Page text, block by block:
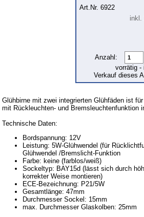
Wälzlager
Sonderposten
Service
AGB
Datenschutz
Batterierücknahme
Art.Nr. 6922
inkl.
Anzahl:
vorrätig -
Verkauf dieses
Glühbirne mit zwei integrierten Glühfäden ist
mit Rückleuchten- und Bremsleuchtenfunktion
Technische Daten:
Bordspannung: 12V
Leistung: 5W-Glühwendel (für
Glühwendel /Bremslicht-Funktion
Farbe: keine (farblos/weiß)
Sockeltyp: BAY15d (lässt sich durch
korrekter Weise montieren)
ECE-Bezeichnung: P21/5W
Gesamtlänge: 47mm
Durchmesser Sockel: 15mm
max. Durchmesser Glaskolben: 25mm